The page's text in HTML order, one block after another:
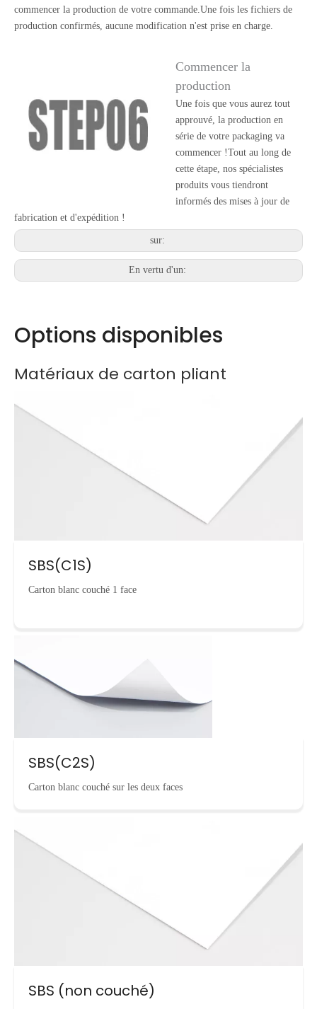
commencer la production de votre commande.Une fois les fichiers de
production confirmés, aucune modification n'est prise en charge.
Commencer la
production
Une fois que vous aurez tout
approuvé, la production en
série de votre packaging va
commencer !Tout au long de
cette étape, nos spécialistes
produits vous tiendront
informés des mises à jour de
fabrication et d'expédition !
sur:
En vertu d'un:
Options disponibles
Matériaux de carton pliant
SBS(C1S)
Carton blanc couché 1 face
SBS(C2S)
Carton blanc couché sur les deux faces
SBS (non couché)